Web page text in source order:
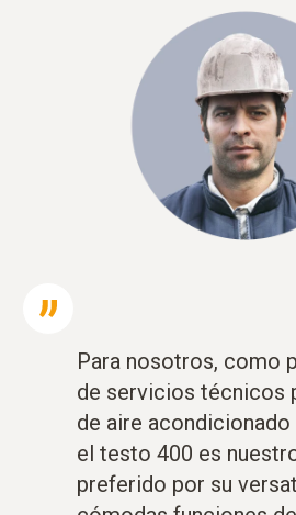
Para nosotros, como
de servicios técnicos
de aire
el testo 400 es
preferido por su